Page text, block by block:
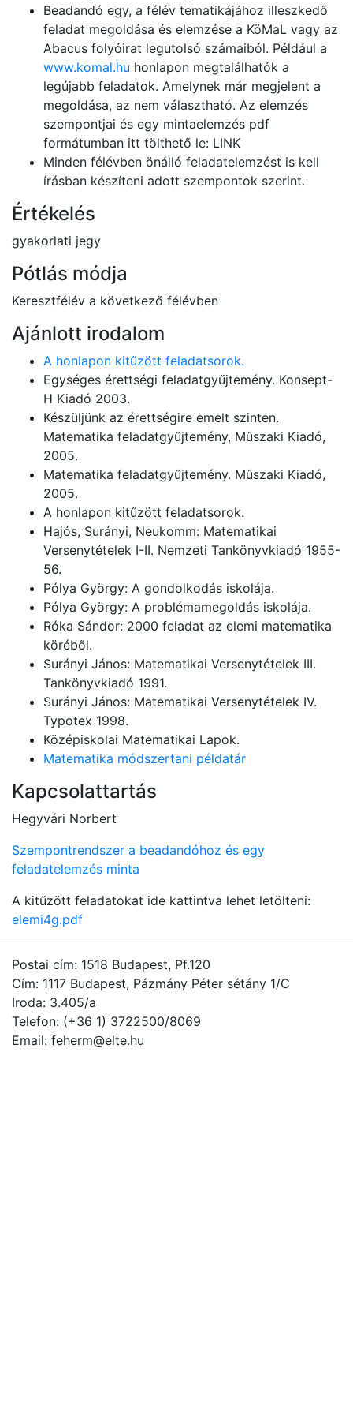
Beadandó egy, a félév tematikájához illeszkedő
feladat megoldása és elemzése a KöMaL vagy az
Abacus folyóirat legutolsó számaiból. Például a
www.komal.hu honlapon megtalálhatók a
legújabb feladatok. Amelynek már megjelent a
megoldása, az nem választható. Az elemzés
szempontjai és egy mintaelemzés pdf
formátumban itt tölthető le: LINK
Minden félévben önálló feladatelemzést is kell
írásban készíteni adott szempontok szerint.
Értékelés
gyakorlati jegy
Pótlás módja
Keresztfélév a következő félévben
Ajánlott irodalom
A honlapon kitűzött feladatsorok.
Egységes érettségi feladatgyűjtemény. Konsept-
H Kiadó 2003.
Készüljünk az érettségire emelt szinten.
Matematika feladatgyűjtemény, Műszaki Kiadó,
2005.
Matematika feladatgyűjtemény. Műszaki Kiadó,
2005.
A honlapon kitűzött feladatsorok.
Hajós, Surányi, Neukomm: Matematikai
Versenytételek I-II. Nemzeti Tankönyvkiadó 1955-
56.
Pólya György: A gondolkodás iskolája.
Pólya György: A problémamegoldás iskolája.
Róka Sándor: 2000 feladat az elemi matematika
köréből.
Surányi János: Matematikai Versenytételek III.
Tankönyvkiadó 1991.
Surányi János: Matematikai Versenytételek IV.
Typotex 1998.
Középiskolai Matematikai Lapok.
Matematika módszertani példatár
Kapcsolattartás
Hegyvári Norbert
Szempontrendszer a beadandóhoz és egy
feladatelemzés minta
A kitűzött feladatokat ide kattintva lehet letölteni:
elemi4g.pdf
Postai cím: 1518 Budapest, Pf.120
Cím: 1117 Budapest, Pázmány Péter sétány 1/C
Iroda: 3.405/a
Telefon: (+36 1) 3722500/8069
Email: feherm@elte.hu